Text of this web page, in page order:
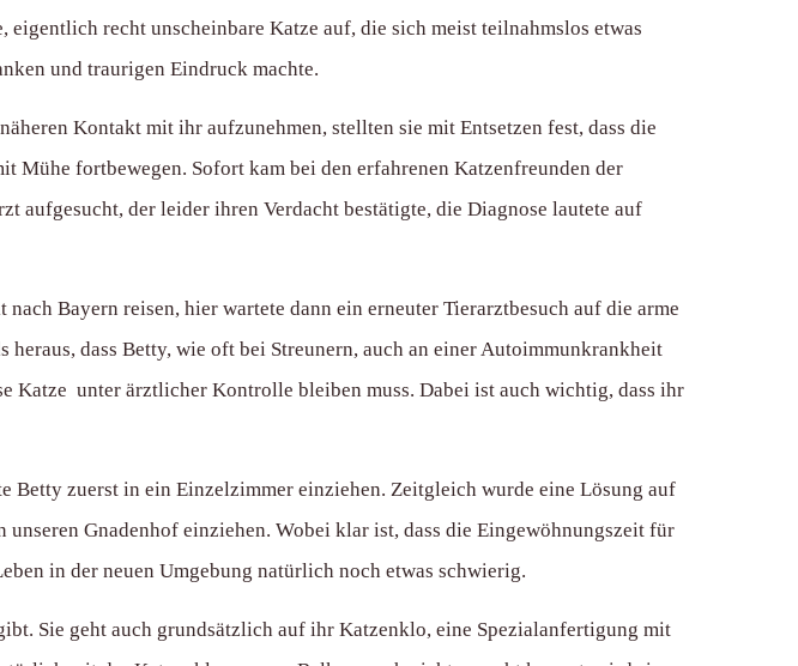
recht unscheinbare Katze auf, die sich meist teilnahmslos etwas
und traurigen Eindruck machte.
Kontakt mit ihr aufzunehmen, stellten sie mit Entsetzen fest, dass die
fortbewegen. Sofort kam bei den erfahrenen Katzenfreunden der
aufgesucht, der leider ihren Verdacht bestätigte, die Diagnose lautete auf
Bayern reisen, hier wartete dann ein erneuter Tierarztbesuch auf die arme
dass Betty, wie oft bei Streunern, auch an einer Autoimmunkrankheit
Katze unter ärztlicher Kontrolle bleiben muss. Dabei ist auch wichtig, dass ihr
zuerst in ein Einzelzimmer einziehen. Zeitgleich wurde eine Lösung auf
Gnadenhof einziehen. Wobei klar ist, dass die Eingewöhnungszeit für
in der neuen Umgebung natürlich noch etwas schwierig.
Sie geht auch grundsätzlich auf ihr Katzenklo, eine Spezialanfertigung mit